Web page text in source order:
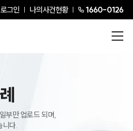
로그인 나의사건현황 1660-0126
부만 업로드 되며,
니다.